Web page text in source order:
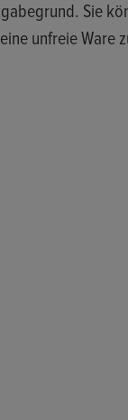
Sie
unfreie Ware